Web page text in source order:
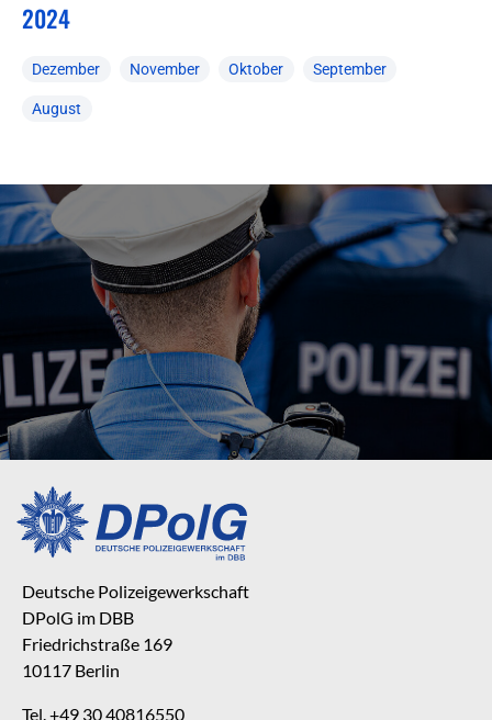
2024
Dezember November Oktober September
August
Deutsche Polizeigewerkschaft
DPolG im DBB
Friedrichstraße 169
10117 Berlin
Tel. +49 30 40816550